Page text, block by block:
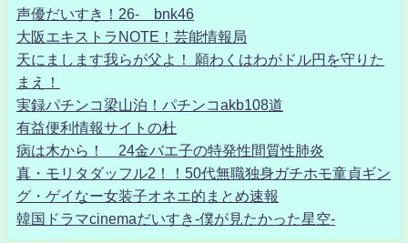
声優だいすき！26- bnk46
大阪エキストラNOTE！芸能情報局
天にまします我らが父よ！ 願わくはわがドル円を守りた
まえ！
実録パチンコ梁山泊！パチンコakb108道
有益便利情報サイトの杜
病は木から！ 24金バエ子の特発性間質性肺炎
真・モリタダッフル2！！50代無職独身ガチホモ童貞ギン
グ・ゲイなー女装子オネエ的まとめ速報
韓国ドラマcinemaだいすき-僕が見たかった星空-